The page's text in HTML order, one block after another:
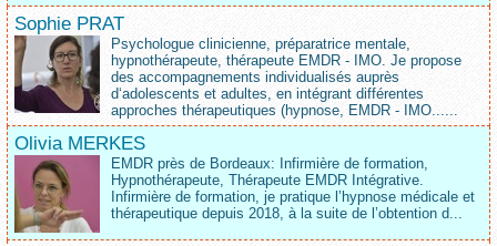
Sophie PRAT
Psychologue clinicienne, préparatrice mentale,
hypnothérapeute, thérapeute EMDR - IMO. Je propose
des accompagnements individualisés auprès
d‘adolescents et adultes, en intégrant différentes
approches thérapeutiques (hypnose, EMDR - IMO......
Olivia MERKES
EMDR près de Bordeaux: Infirmière de formation,
Hypnothérapeute, Thérapeute EMDR Intégrative.
Infirmière de formation, je pratique l’hypnose médicale et
thérapeutique depuis 2018, à la suite de l’obtention d...